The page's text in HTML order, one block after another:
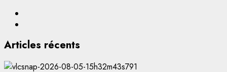
Articles récents